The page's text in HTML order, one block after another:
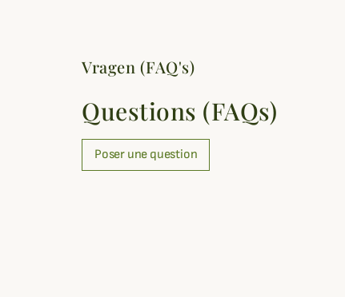
Vragen (FAQ's)
Questions (FAQs)
Poser une question